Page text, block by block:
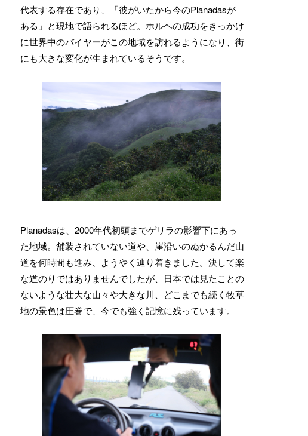
代表する存在であり、「彼がいたから今のPlanadasが
ある」と現地で語られるほど。ホルヘの成功をきっかけ
に世界中のバイヤーがこの地域を訪れるようになり、街
にも大きな変化が生まれているそうです。
Planadasは、2000年代初頭までゲリラの影響下にあっ
た地域。舗装されていない道や、崖沿いのぬかるんだ山
道を何時間も進み、ようやく辿り着きました。決して楽
な道のりではありませんでしたが、日本では見たことの
ないような壮大な山々や大きな川、どこまでも続く牧草
地の景色は圧巻で、今でも強く記憶に残っています。